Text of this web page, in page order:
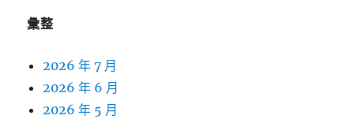
彙整
2026 年 7 月
2026 年 6 月
2026 年 5 月